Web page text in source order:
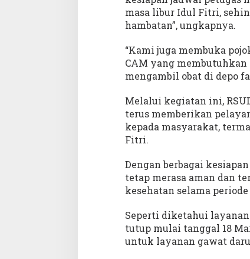
masa libur Idul Fitri,
hambatan”, ungkapnya.
“Kami juga membuka
CAM yang membutuhkan
mengambil obat di depo
Melalui kegiatan ini,
terus memberikan
kepada masyarakat,
Fitri.
Dengan berbagai
tetap merasa aman dan
kesehatan selama
Seperti diketahui
tutup mulai tanggal 18
untuk layanan gawat